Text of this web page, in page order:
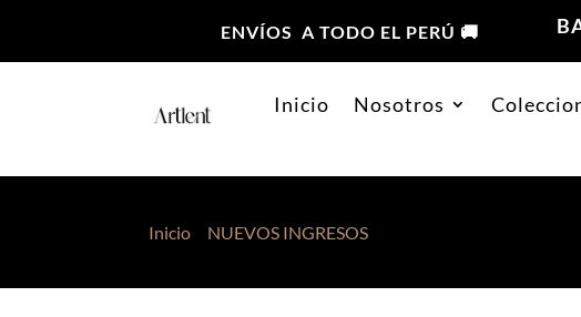
ENVÍOS A TODO EL PERÚ 🚚
Inicio Nosotros
Inicio NUEVOS INGRESOS